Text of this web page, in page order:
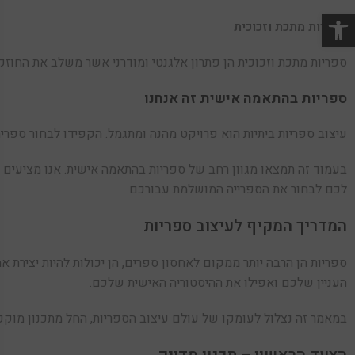
ספריות מתכת וזכוכית
ספריות מתכת וזכוכית הן פתרון אלגנטי ומודרני אשר משלב את
ספריות בהתאמה אישית זה אנחנו
עיצוב ספריות ביתיות הוא פרויקט מהנה ומתגמל. הקפידו לבחור
בעמוד זה תמצאו מגוון רחב של ספריות בהתאמה אישית. אנו מציעים
לכם לבחור את הספרייה המושלמת עבורכם.
המדריך המקיף לעיצוב ספריות
ספריות הן הרבה יותר ממקום לאחסון ספרים, הן יכולות להיות
העניין שלכם ואפילו את ההיסטוריה האישית שלכם.
במאמר זה נצלול לעומקו של עולם עיצוב הספריות, החל מתכנון